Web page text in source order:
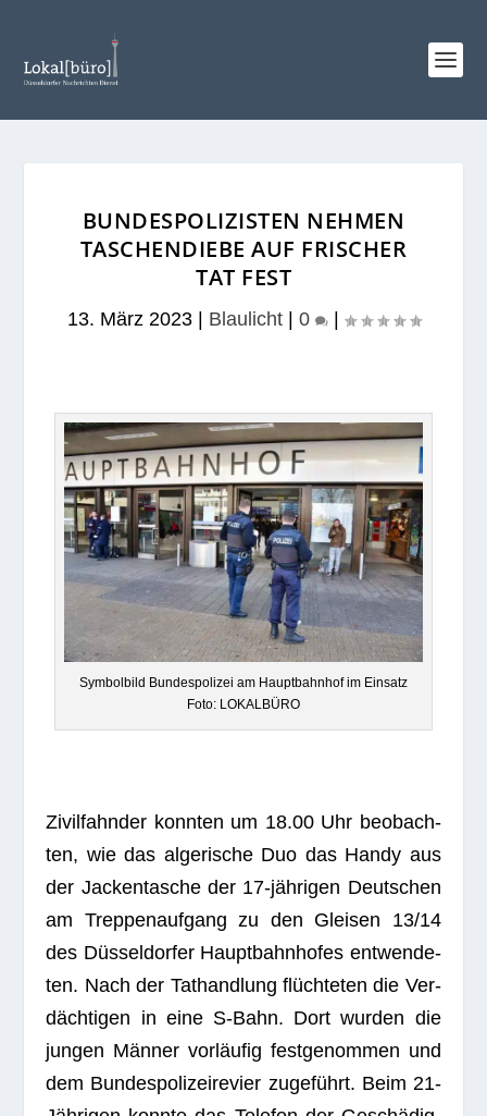
BUNDESPOLIZISTEN NEHMEN
TASCHENDIEBE AUF FRISCHER
TAT FEST
13. März 2023| Blaulicht| 0 |
Sym­bol­bild Bun­des­po­li­zei am Haupt­bahn­hof im Ein­satz
Foto: LOKALBÜRO
Zivil­fahn­der konn­ten um 18.00 Uhr beob­ach­
ten, wie das alge­ri­sche Duo das Handy aus
der Jacken­ta­sche der 17-jäh­ri­gen Deut­schen
am Trep­pen­auf­gang zu den Glei­sen 13/14
des Düs­sel­dor­fer Haupt­bahn­ho­fes ent­wen­de­
ten. Nach der Tat­hand­lung flüch­te­ten die Ver­
däch­ti­gen in eine S‑Bahn. Dort wur­den die
jun­gen Män­ner vor­läu­fig fest­ge­nom­men und
dem Bun­des­po­li­zei­re­vier zuge­führt. Beim 21-